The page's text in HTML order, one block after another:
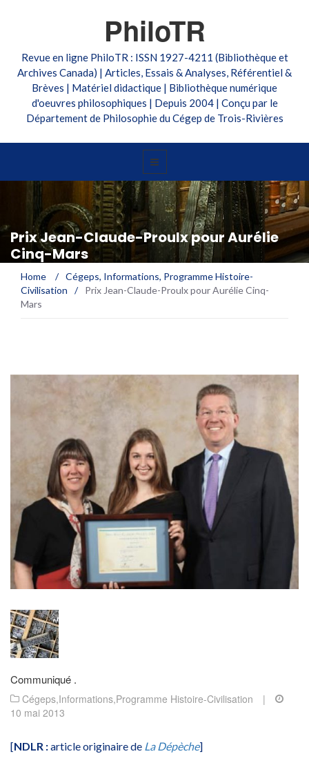
PhiloTR
Revue en ligne PhiloTR : ISSN 1927-4211 (Bibliothèque et
Archives Canada) | Articles, Essais & Analyses, Référentiel &
Brèves | Matériel didactique | Bibliothèque numérique
d'oeuvres philosophiques | Depuis 2004 | Conçu par le
Département de Philosophie du Cégep de Trois-Rivières
Prix Jean-Claude-Proulx pour Aurélie
Cinq-Mars
Home / Cégeps, Informations, Programme Histoire-
Civilisation
/
Prix Jean-Claude-Proulx pour Aurélie Cinq-
Mars
Communiqué .
Cégeps,Informations,Programme Histoire-Civilisation
|
10 mai 2013
[NDLR :article originaire de La Dépèche]